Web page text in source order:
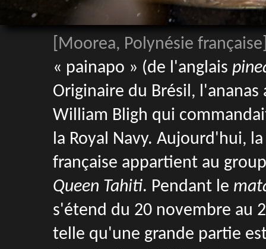
[Moorea, Polynésie
« painapo » (de l'anglais
Originaire du Brésil,
William Bligh qui
la Royal Navy. Aujourd'hui,
française appartient au
Queen Tahiti. Pendant le
s'étend du 20 novembre au
telle qu'une grande partie